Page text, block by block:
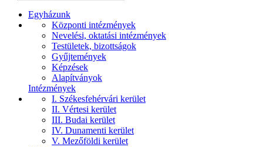
Egyházunk
Központi intézmények
Nevelési, oktatási intézmények
Testületek, bizottságok
Gyűjtemények
Képzések
Alapítványok
Intézmények
I. Székesfehérvári kerület
II. Vértesi kerület
III. Budai kerület
IV. Dunamenti kerület
V. Mezőföldi kerület